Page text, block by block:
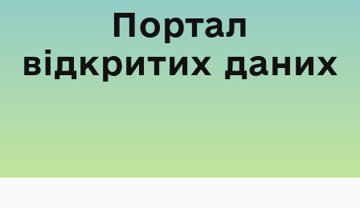
Портал
відкритих даних